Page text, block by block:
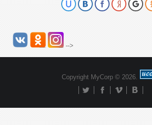
-->
Copyright MyCorp © 2026.